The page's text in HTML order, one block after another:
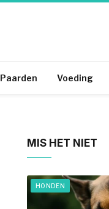
Paarden Voeding
MIS HET NIET
HONDEN